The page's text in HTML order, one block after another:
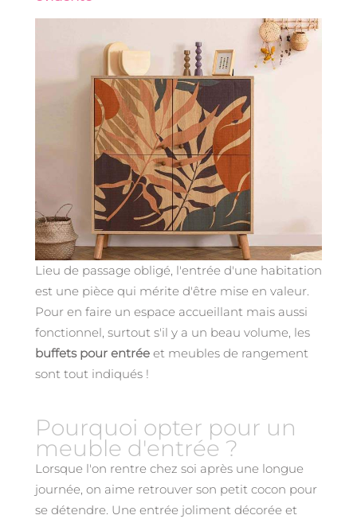
Lieu de passage obligé, l'entrée d'une habitation
est une pièce qui mérite d'être mise en valeur.
Pour en faire un espace accueillant mais aussi
fonctionnel, surtout s'il y a un beau volume, les
buffets pour entrée et meubles de rangement
sont tout indiqués !
Pourquoi opter pour un
meuble d'entrée ?
Lorsque l'on rentre chez soi après une longue
journée, on aime retrouver son petit cocon pour
se détendre. Une entrée joliment décorée et